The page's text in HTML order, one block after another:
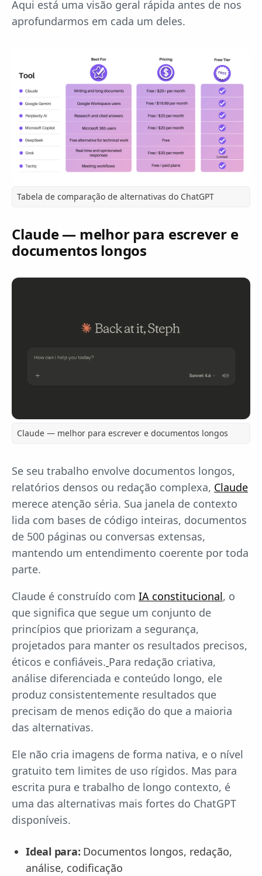
Aqui está uma visão geral rápida antes de nos
aprofundarmos em cada um deles.
Tabela de comparação de alternativas do ChatGPT
Claude — melhor para escrever e
documentos longos
Claude — melhor para escrever e documentos longos
Se seu trabalho envolve documentos longos,
relatórios densos ou redação complexa, Claude
merece atenção séria. Sua janela de contexto
lida com bases de código inteiras, documentos
de 500 páginas ou conversas extensas,
mantendo um entendimento coerente por toda
parte.
Claude é construído com IA constitucional, o
que significa que segue um conjunto de
princípios que priorizam a segurança,
projetados para manter os resultados precisos,
éticos e confiáveis. Para redação criativa,
análise diferenciada e conteúdo longo, ele
produz consistentemente resultados que
precisam de menos edição do que a maioria
das alternativas.
Ele não cria imagens de forma nativa, e o nível
gratuito tem limites de uso rígidos. Mas para
escrita pura e trabalho de longo contexto, é
uma das alternativas mais fortes do ChatGPT
disponíveis.
Ideal para: Documentos longos, redação,
análise, codificação